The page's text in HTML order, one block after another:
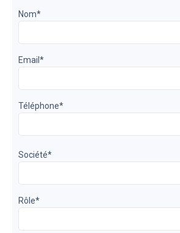
Nom*
Email *
Téléphone*
Société*
Rôle*